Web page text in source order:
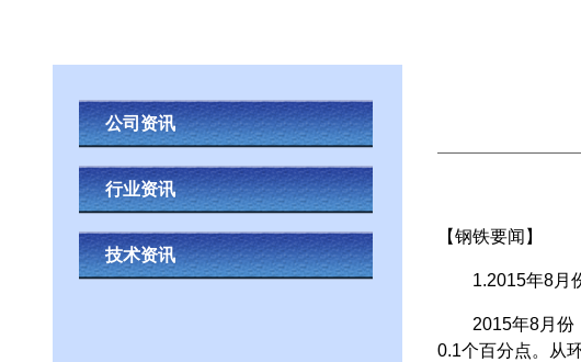
【钢铁要闻】
1.2015年8月份
2015年8月份，
0.1个百分点。从
公司资讯
行业资讯
技术资讯